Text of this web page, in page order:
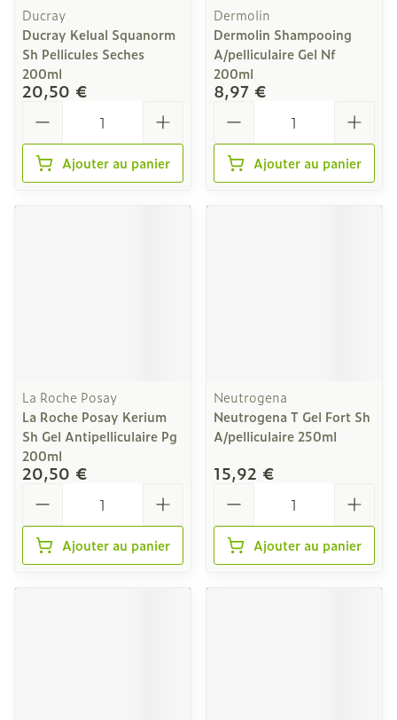
Ducray
Ducray Kelual Squanorm
Sh Pellicules Seches
200ml
20,50 €
Ajouter au panier
Dermolin
Dermolin Shampooing
A/pelliculaire Gel Nf
200ml
8,97 €
Ajouter au panier
La Roche Posay
La Roche Posay Kerium
Sh Gel Antipelliculaire Pg
200ml
20,50 €
Ajouter au panier
Neutrogena
Neutrogena T Gel Fort Sh
A/pelliculaire 250ml
15,92 €
Ajouter au panier